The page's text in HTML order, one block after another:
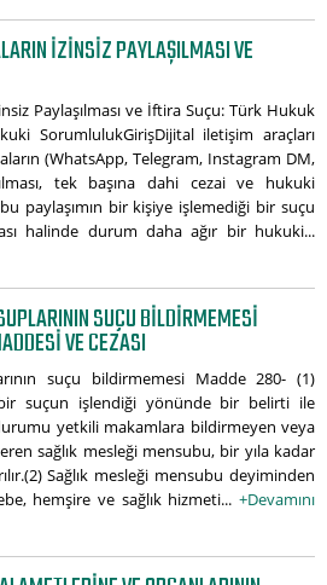
İZINSIZ PAYLAŞILMASI VE
Paylaşılması ve İftira Suçu: Türk Hukuk
SorumlulukGirişDijital iletişim araçları
(WhatsApp, Telegram, Instagram DM,
tek başına dahi cezai ve hukuki
paylaşımın bir kişiye işlemediği bir suçu
halinde durum daha ağır bir hukuki...
SUÇU BILDIRMEMESI
VE CEZASI
suçu bildirmemesi Madde 280- (1)
bir suçun işlendiği yönünde bir belirti ile
yetkili makamlara bildirmeyen veya
sağlık mesleği mensubu, bir yıla kadar
Sağlık mesleği mensubu deyiminden
hemşire ve sağlık hizmeti... +Devamını